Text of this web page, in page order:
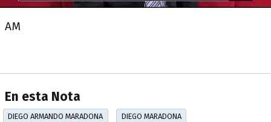
AM
En esta Nota
DIEGO ARMANDO MARADONA DIEGO MARADONA